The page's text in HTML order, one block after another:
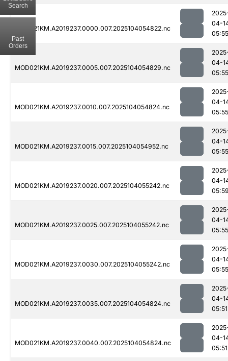
MOD021KM.A2019237.0000.007.2025104054822.nc
04-
05:55
MOD021KM.A2019237.0005.007.2025104054829.nc
04-
05:55
MOD021KM.A2019237.0010.007.2025104054824.nc
04-
05:55
MOD021KM.A2019237.0015.007.2025104054952.nc
04-
05:55
MOD021KM.A2019237.0020.007.2025104055242.nc
04-
MOD021KM.A2019237.0025.007.2025104055242.nc
04-
05:55
MOD021KM.A2019237.0030.007.2025104055242.nc
04-
05:55
MOD021KM.A2019237.0035.007.2025104054824.nc
04-
05:51
MOD021KM.A2019237.0040.007.2025104054824.nc
04-
05:51
Search
Past
Orders